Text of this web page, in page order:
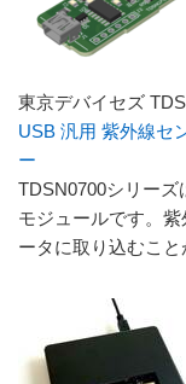
東京デバイセズ
USB 汎用 紫外線セ
ー
TDSN0700シリー
モジュールです。
ータに取り込むこと